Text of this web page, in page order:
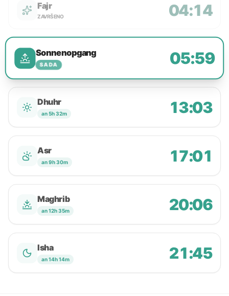
Fajr
ZAVRŠENO 04:14
Sonnenopgang
SADA 05:59
Dhuhr
an 5h 32m 13:03
Asr
an 9h 30m 17:01
Maghrib
an 12h 35m 20:06
Isha
an 14h 14m 21:45